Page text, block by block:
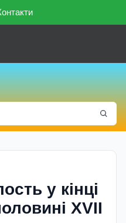
у кінці
XVII